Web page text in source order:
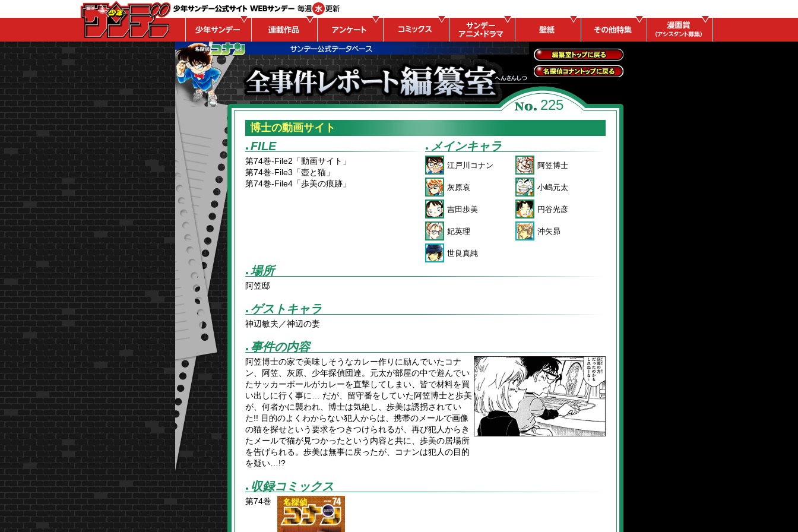
全事件レポートトッ
プに戻る
名探偵コナントップ
に戻る
225
博士の動画サイト
● FILE
第74巻-File2「動画サイト」
第74巻-File3「壺と猫」
第74巻-File4「歩美の痕跡」
● メインキャラ
江戸川コナン 阿笠博士
灰原哀 小嶋元太
吉田歩美 円谷光彦
妃英理 沖矢昴
世良真純
● 場所
阿笠邸
● ゲストキャラ
神辺敏夫／神辺の妻
● 事件の内容
阿笠博士の家で美味しそうなカレー作りに励んでいたコナ
ン、阿笠、灰原、少年探偵団達。元太が部屋の中で遊んでい
たサッカーボールがカレーを直撃してしまい、皆で材料を買
い出しに行く事に… だが、留守番をしていた阿笠博士と歩美
が、何者かに襲われ、博士は気絶し、歩美は誘拐されてい
た!! 目的のよくわからない犯人からは、携帯のメールで画像
の猫を探せという要求をつきつけられるが、再び犯人からき
たメールで猫が見つかったという内容と共に、歩美の居場所
を告げられる。歩美は無事に戻ったが、コナンは犯人の目的
を疑い…!?
● 収録コミックス
第74巻